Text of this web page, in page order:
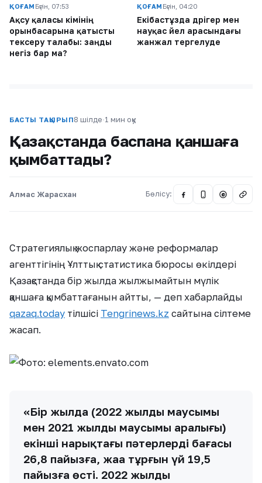
ҚОҒАМ Бүгін, 07:53
Ақсу қаласы әкімінің
орынбасарына қатысты
тексеру талабы: заңды
негіз бар ма?
ҚОҒАМ Бүгін, 04:20
Екібастұзда дәрігер мен
науқас әйел арасындағы
жанжал тергелуде
БАСТЫ ТАҚЫРЫП8 шілде·1 мин оқу
Қазақстанда баспана қаншаға
қымбаттады?
Алмас Жарасхан Бөлісу: @
Стратегиялық жоспарлау және реформалар
агенттігінің Ұлттық статистика бюросы өкілдері
Қазақстанда бір жылда жылжымайтын мүлік
қаншаға қымбаттағанын айтты, — деп хабарлайды
qazaq.today тілшісі Tengrinews.kz сайтына сілтеме
жасап.
«Бір жылда (2022 жылдың маусымы
мен 2021 жылдың маусымы аралығы)
екінші нарықтағы пәтерлердің бағасы
26,8 пайызға, жаңа тұрғын үй 19,5
пайызға өсті. 2022 жылдың